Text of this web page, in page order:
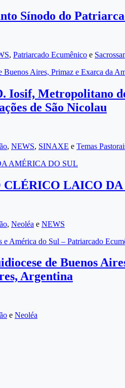
Sínodo do
, Patriarcado Ecumênico e
Aires, Primaz e Exarca da
Iosif, Metropolitano
de São Nicolau
, NEWS, SINAXE e Temas
AMÉRICA DO SUL
LAICO
, Neoléa e NEWS
América do Sul – Patriarcado
de Buenos
Argentina
e Neoléa